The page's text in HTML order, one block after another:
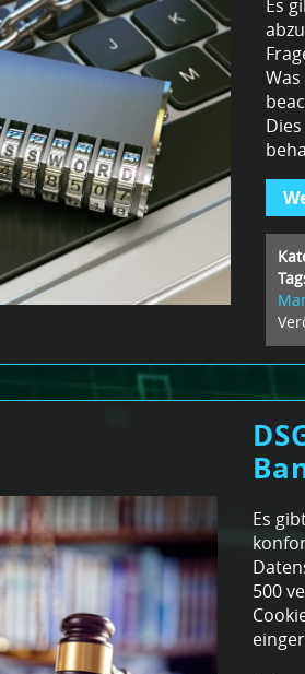
Es
Es
500